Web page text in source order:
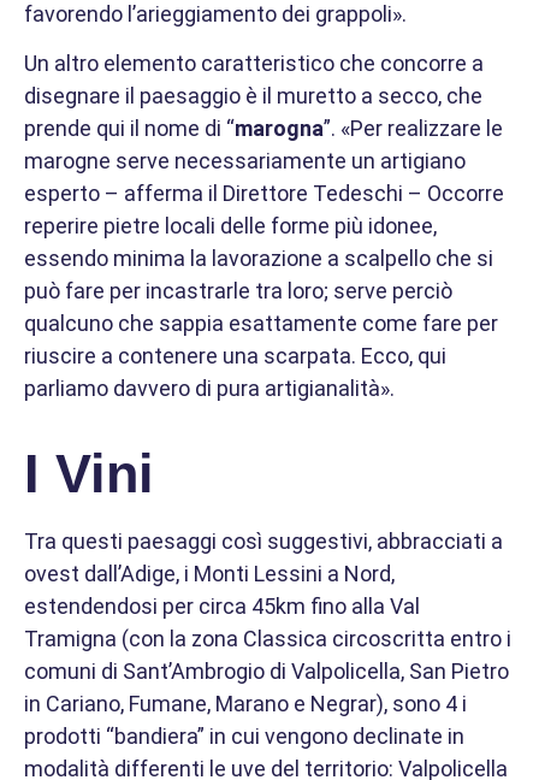
favorendo l’arieggiamento dei grappoli».
Un altro elemento caratteristico che concorre a
disegnare il paesaggio è il muretto a secco, che
prende qui il nome di “marogna”. «Per realizzare le
marogne serve necessariamente un artigiano
esperto – afferma il Direttore Tedeschi – Occorre
reperire pietre locali delle forme più idonee,
essendo minima la lavorazione a scalpello che si
può fare per incastrarle tra loro; serve perciò
qualcuno che sappia esattamente come fare per
riuscire a contenere una scarpata. Ecco, qui
parliamo davvero di pura artigianalità».
I Vini
Tra questi paesaggi così suggestivi, abbracciati a
ovest dall’Adige, i Monti Lessini a Nord,
estendendosi per circa 45km fino alla Val
Tramigna (con la zona Classica circoscritta entro i
comuni di Sant’Ambrogio di Valpolicella, San Pietro
in Cariano, Fumane, Marano e Negrar), sono 4 i
prodotti “bandiera” in cui vengono declinate in
modalità differenti le uve del territorio: Valpolicella